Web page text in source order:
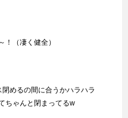
！（凄く健全）
めるの間に合うかハラハラ
ちゃんと閉まってるw